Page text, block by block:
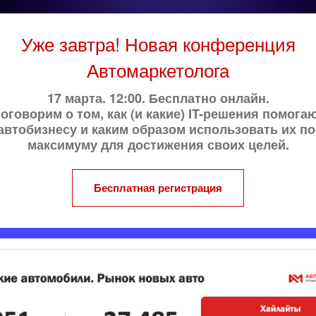
Уже завтра! Новая конференция
Автомаркетолога
17 марта. 12:00. Бесплатно онлайн.
о том, как (и какие) IT-решения
и каким образом использовать их
максимуму для достижения своих целей.
Бесплатная регистрация